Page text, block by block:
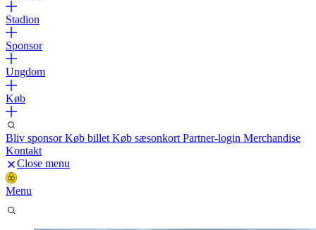
Stadion
Sponsor
Ungdom
Køb
Bliv sponsorKøb billet Køb sæsonkort Partner-login Merchandise
Kontakt
Close menu
Menu